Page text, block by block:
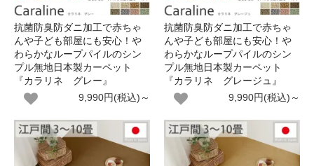
抗菌防臭防ダニ加工で赤ちゃ
んや子ども部屋にも安心！や
わらかなループパイルのシン
プル無地日本製カーペット
『カラリネ グレー』
9,990円(税込)～
抗菌防臭防ダニ加工で赤ちゃ
んや子ども部屋にも安心！や
わらかなループパイルのシン
プル無地日本製カーペット
『カラリネ グレージュ』
9,990円(税込)～